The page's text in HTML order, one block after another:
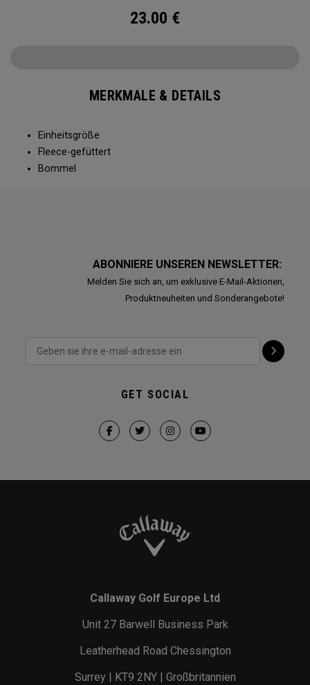
23.00 €
MERKMALE & DETAILS
Einheitsgröße
Fleece-gefüttert
Bommel
ABONNIERE UNSEREN NEWSLETTER:
Melden Sie sich an, um exklusive E-Mail-Aktionen,
Produktneuheiten und Sonderangebote!
GET SOCIAL
Callaway Golf Europe Ltd
Unit 27 Barwell Business Park
Leatherhead Road Chessington
Surrey | KT9 2NY | Großbritannien